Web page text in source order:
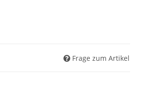
Frage zum Artikel